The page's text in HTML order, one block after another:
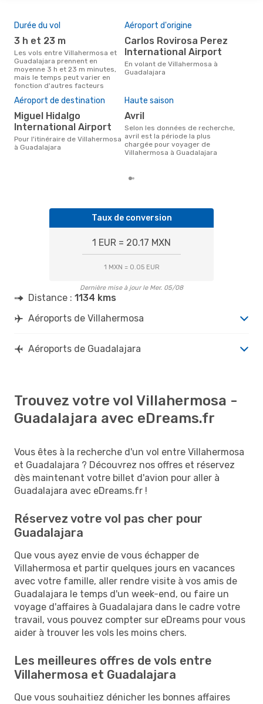
Durée du vol
3 h et 23 m
Les vols entre Villahermosa et
Guadalajara prennent en
moyenne 3 h et 23 m minutes,
mais le temps peut varier en
fonction d'autres facteurs
Aéroport d'origine
Carlos Rovirosa Perez
International Airport
En volant de Villahermosa à
Guadalajara
Aéroport de destination
Miguel Hidalgo
International Airport
Pour l'itinéraire de Villahermosa
à Guadalajara
Haute saison
avril
Selon les données de recherche,
avril est la période la plus
chargée pour voyager de
Villahermosa à Guadalajara
Taux de conversion
1 EUR = 20.17 MXN
1 MXN = 0.05 EUR
Dernière mise à jour le Mer. 05/08
Distance : 1134 kms
Aéroports de Villahermosa
Aéroports de Guadalajara
Trouvez votre vol Villahermosa -
Guadalajara avec eDreams.fr
Vous êtes à la recherche d'un vol entre Villahermosa
et Guadalajara ? Découvrez nos offres et réservez
dès maintenant votre billet d'avion pour aller à
Guadalajara avec eDreams.fr !
Réservez votre vol pas cher pour
Guadalajara
Que vous ayez envie de vous échapper de
Villahermosa et partir quelques jours en vacances
avec votre famille, aller rendre visite à vos amis de
Guadalajara le temps d'un week-end, ou faire un
voyage d'affaires à Guadalajara dans le cadre votre
travail, vous pouvez compter sur eDreams pour vous
aider à trouver les vols les moins chers.
Les meilleures offres de vols entre
Villahermosa et Guadalajara
Que vous souhaitiez dénicher les bonnes affaires